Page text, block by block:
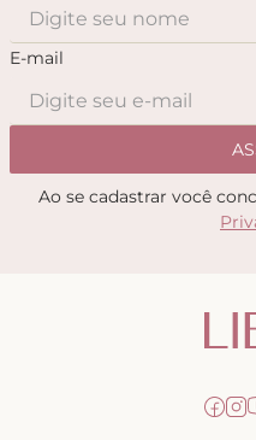
E-mail
Ao se cadastrar você